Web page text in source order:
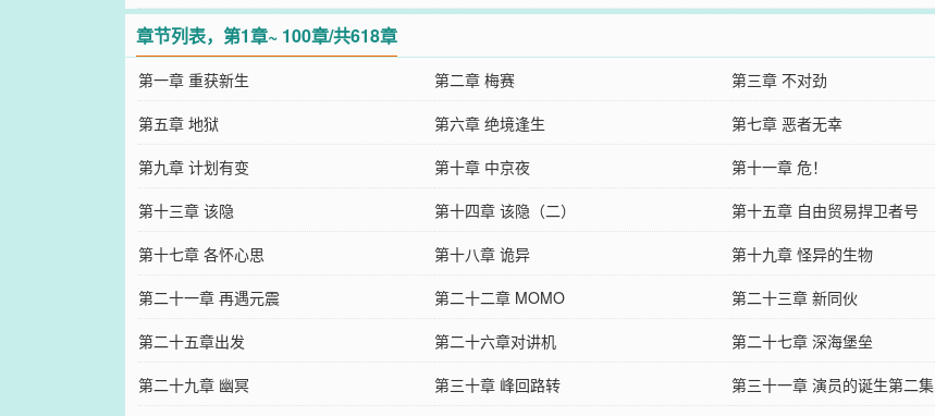
章节列表，第1章~ 100章/共618章
第一章 重获新生 第二章 梅赛 第三章 不对劲
第五章 地狱
第六章 绝境逢生 第七章 恶者无幸
第九章 计划有变
第十章 中京夜 第十一章 危！
第十三章 该隐
第十四章 该隐（二） 第十五章 自由贸易捍卫者号
第十七章 各怀心思
第十八章 诡异 第十九章 怪异的生物
第二十一章 再遇元震
第二十二章 MOMO 第二十三章 新同伙
第二十五章出发
第二十六章对讲机 第二十七章 深海堡垒
第二十九章 幽冥
第三十章 峰回路转 第三十一章 演员的诞生第二集